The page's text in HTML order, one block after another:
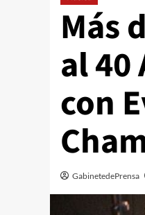
Más
al
con
GabinetedePrensa